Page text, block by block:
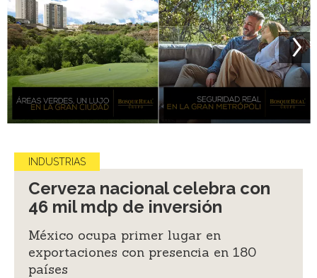
INDUSTRIAS
Cerveza nacional celebra con
46 mil mdp de inversión
México ocupa primer lugar en
exportaciones con presencia en 180
países